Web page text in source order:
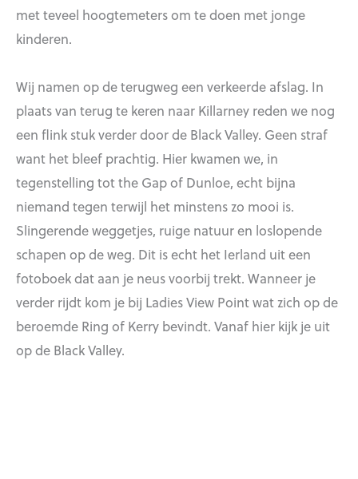
met teveel hoogtemeters om te doen met jonge
kinderen.
Wij namen op de terugweg een verkeerde afslag. In
plaats van terug te keren naar Killarney reden we nog
een flink stuk verder door de Black Valley. Geen straf
want het bleef prachtig. Hier kwamen we, in
tegenstelling tot the Gap of Dunloe, echt bijna
niemand tegen terwijl het minstens zo mooi is.
Slingerende weggetjes, ruige natuur en loslopende
schapen op de weg. Dit is echt het Ierland uit een
fotoboek dat aan je neus voorbij trekt. Wanneer je
verder rijdt kom je bij Ladies View Point wat zich op de
beroemde Ring of Kerry bevindt. Vanaf hier kijk je uit
op de Black Valley.